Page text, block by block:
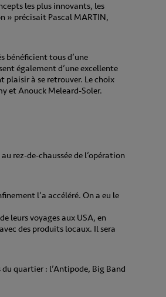
les plus innovants, les
» précisait Pascal MARTIN,
bénéficient tous d’une
également d’une excellente
à se retrouver. Le choix
et Anouck Meleard-Soler.
rez-de-chaussée de l’opération
l’a accéléré. On a eu le
leurs voyages aux USA, en
des produits locaux. Il sera
quartier : l’Antipode, Big Band